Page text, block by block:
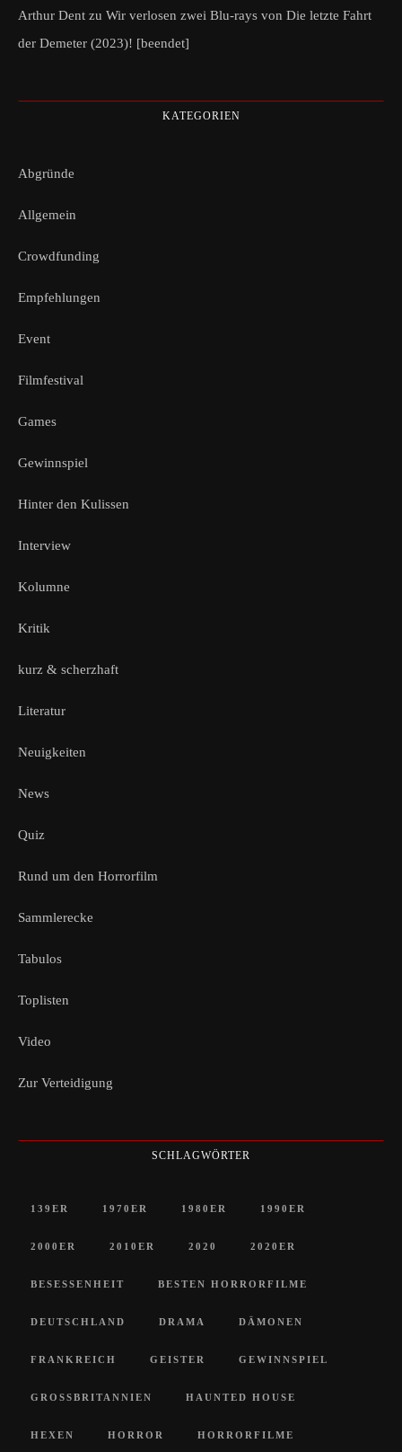
Arthur Dent zu Wir verlosen zwei Blu-rays von Die letzte Fahrt
der Demeter (2023)! [beendet]
KATEGORIEN
Abgründe
Allgemein
Crowdfunding
Empfehlungen
Event
Filmfestival
Games
Gewinnspiel
Hinter den Kulissen
Interview
Kolumne
Kritik
kurz & scherzhaft
Literatur
Neuigkeiten
News
Quiz
Rund um den Horrorfilm
Sammlerecke
Tabulos
Toplisten
Video
Zur Verteidigung
SCHLAGWÖRTER
139ER 1970ER 1980ER 1990ER
2000ER 2010ER 2020 2020ER
BESESSENHEIT BESTEN HORRORFILME
DEUTSCHLAND DRAMA DÄMONEN
FRANKREICH GEISTER GEWINNSPIEL
GROSSBRITANNIEN HAUNTED HOUSE
HEXEN HORROR HORRORFILME